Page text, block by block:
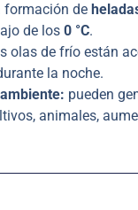
formación de
de los 0 °C.
olas de frío están
la noche.
pueden
animales,